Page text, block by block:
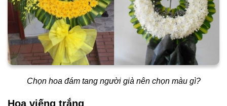
Chọn hoa đám tang người già nên chọn màu gì?
Hoa viếng trắng